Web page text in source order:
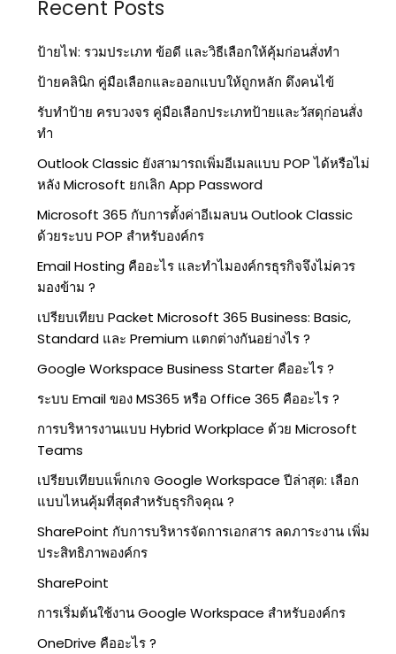
Recent Posts
ป้ายไฟ: รวมประเภท ข้อดี และวิธีเลือกให้คุ้มก่อนสั่งทำ
ป้ายคลินิก คู่มือเลือกและออกแบบให้ถูกหลัก ดึงคนไข้
รับทำป้าย ครบวงจร คู่มือเลือกประเภทป้ายและวัสดุก่อนสั่ง
ทำ
Outlook Classic ยังสามารถเพิ่มอีเมลแบบ POP ได้หรือไม่
หลัง Microsoft ยกเลิก App Password
Microsoft 365 กับการตั้งค่าอีเมลบน Outlook Classic
ด้วยระบบ POP สำหรับองค์กร
Email Hosting คืออะไร และทำไมองค์กรธุรกิจจึงไม่ควร
มองข้าม ?
เปรียบเทียบ Packet Microsoft 365 Business: Basic,
Standard และ Premium แตกต่างกันอย่างไร ?
Google Workspace Business Starter คืออะไร ?
ระบบ Email ของ MS365 หรือ Office 365 คืออะไร ?
การบริหารงานแบบ Hybrid Workplace ด้วย Microsoft
Teams
เปรียบเทียบแพ็กเกจ Google Workspace ปีล่าสุด: เลือก
แบบไหนคุ้มที่สุดสำหรับธุรกิจคุณ ?
SharePoint กับการบริหารจัดการเอกสาร ลดภาระงาน เพิ่ม
ประสิทธิภาพองค์กร
SharePoint
การเริ่มต้นใช้งาน Google Workspace สำหรับองค์กร
OneDrive คืออะไร ?